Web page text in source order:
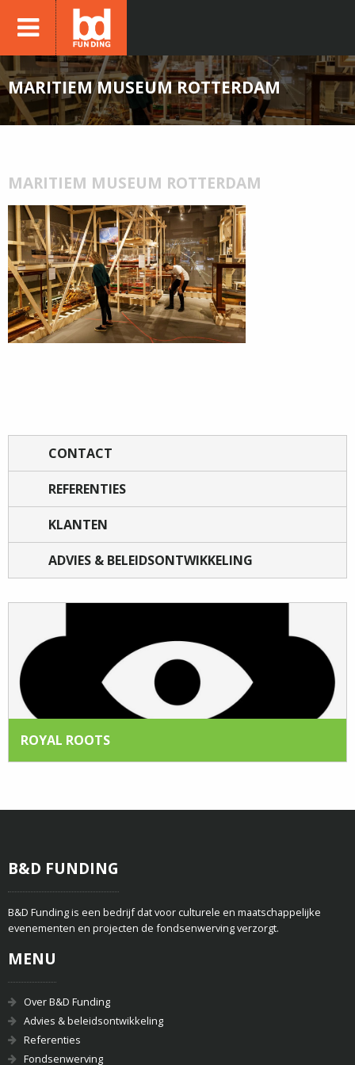
MARITIEM MUSEUM ROTTERDAM
MARITIEM MUSEUM ROTTERDAM
CONTACT
REFERENTIES
KLANTEN
ADVIES & BELEIDSONTWIKKELING
ROYAL ROOTS
B&D FUNDING
B&D Funding is een bedrijf dat voor culturele en maatschappelijke
evenementen en projecten de fondsenwerving verzorgt.
MENU
Over B&D Funding
Advies & beleidsontwikkeling
Referenties
Fondsenwerving